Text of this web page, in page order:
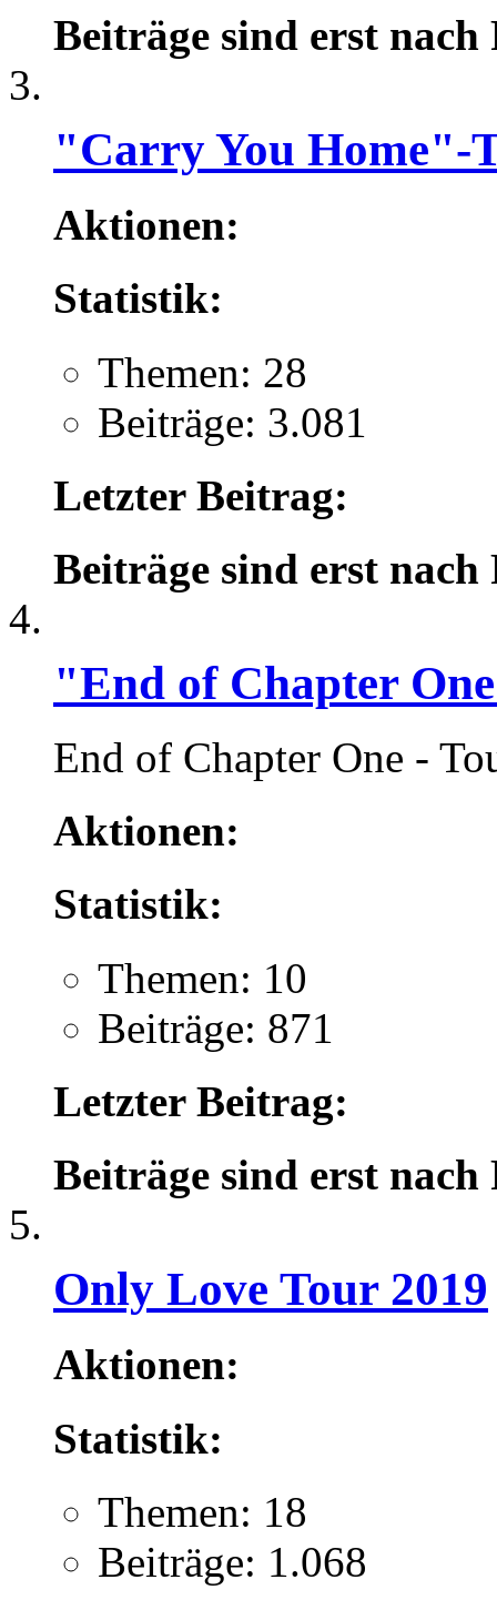
Beiträge sind erst
"Carry You Home"-
Aktionen:
Statistik:
Themen: 28
Beiträge: 3.081
Letzter Beitrag:
Beiträge sind erst
"End of Chapter
End of Chapter One -
Aktionen:
Statistik:
Themen: 10
Beiträge: 871
Letzter Beitrag:
Beiträge sind erst
Only Love Tour 2019
Aktionen:
Statistik:
Themen: 18
Beiträge: 1.068